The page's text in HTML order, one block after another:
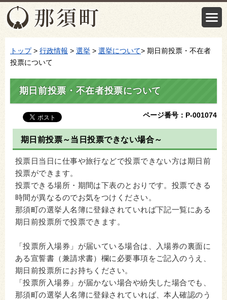
トップ> 行政情報 > 選挙 > 選挙について> 期日前投票・不在者
投票について
期日前投票・不在者投票について
ページ番号：P-001074
期日前投票～当日投票できない場合～
投票日当日に仕事や旅行などで投票できない方は期日前
投票ができます。
投票できる場所・期間は下表のとおりです。投票できる
時間が異なるのでお気をつけください。
那須町の選挙人名簿に登録されていれば下記一覧にある
期日前投票所で投票できます。
「投票所入場券」が届いている場合は、入場券の裏面に
ある宣誓書（兼請求書）欄に必要事項をご記入のうえ、
期日前投票所にお持ちください。
「投票所入場券」が届かない場合や紛失した場合でも、
那須町の選挙人名簿に登録されていれば、本人確認のう